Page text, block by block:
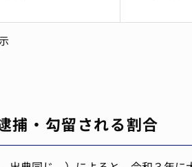
捕・勾留される割合